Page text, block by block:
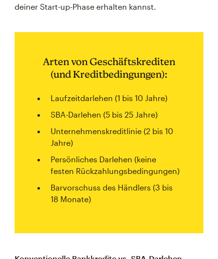
deiner Start-up-Phase erhalten kannst.
Arten von Geschäftskrediten
(und Kreditbedingungen):
Laufzeitdarlehen (1 bis 10 Jahre)
SBA-Darlehen (5 bis 25 Jahre)
Unternehmenskreditlinie (2 bis 10
Jahre)
Persönliches Darlehen (keine
festen Rückzahlungsbedingungen)
Barvorschuss des Händlers (3 bis
18 Monate)